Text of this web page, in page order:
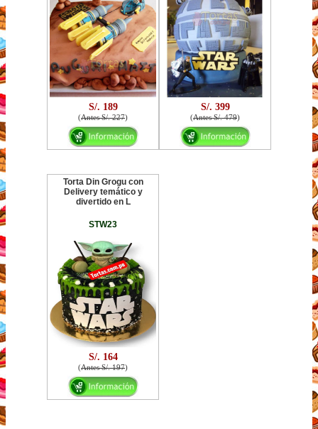
S/. 189
(Antes S/. 227)
S/. 399
(Antes S/. 479)
Torta Din Grogu con
Delivery temático y
divertido en L
STW23
S/. 164
(Antes S/. 197)